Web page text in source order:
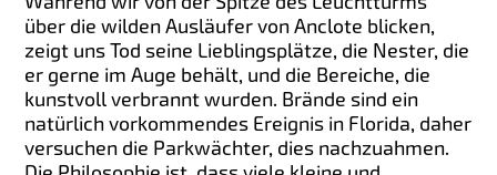
über die wilden Ausläufer von Anclote blicken,
zeigt uns Tod seine Lieblingsplätze, die Nester, die
er gerne im Auge behält, und die Bereiche, die
kunstvoll verbrannt wurden. Brände sind ein
natürlich vorkommendes Ereignis in Florida, daher
versuchen die Parkwächter, dies nachzuahmen.